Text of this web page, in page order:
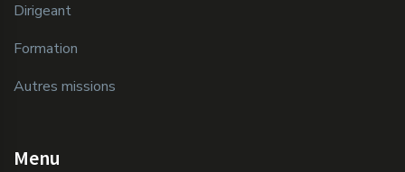
Dirigeant
Formation
Autres missions
Menu